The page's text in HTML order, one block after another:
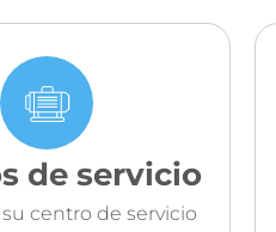
de servicio
centro de servicio